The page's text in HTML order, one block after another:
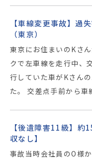
【車線変更事故】過
（東京）
東京にお住まいのKさ
クで左車線を走行中、
行していた車がKさん
た。 交差点手前から
【後遺障害11級】約
収なし】
事故当時会社員のO様